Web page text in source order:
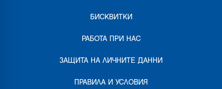
БИСКВИТКИ
РАБОТА ПРИ НАС
ЗАЩИТА НА ЛИЧНИТЕ ДАННИ
ПРАВИЛА И УСЛОВИЯ